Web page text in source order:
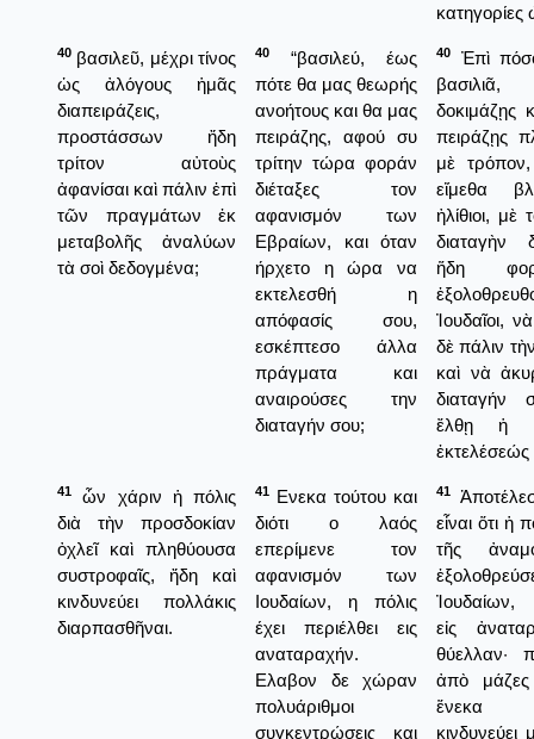
κατηγορίες
40 βασιλεῦ, μέχρι τίνος
ὡς ἀλόγους ἡμᾶς
διαπειράζεις,
προστάσσων ἤδη
τρίτον αὐτοὺς
ἀφανίσαι καὶ πάλιν ἐπὶ
τῶν πραγμάτων ἐκ
μεταβολῆς ἀναλύων
τὰ σοὶ δεδογμένα;
40
“βασιλεύ, έως
πότε θα μας θεωρής
ανοήτους και θα μας
πειράζης, αφού συ
τρίτην τώρα φοράν
διέταξες τον
αφανισμόν των
Εβραίων, και όταν
ήρχετο η ώρα να
εκτελεσθή η
απόφασίς σου,
εσκέπτεσο άλλα
πράγματα και
αναιρούσες την
διαταγήν σου;
40
Ἐπὶ
δοκιμάζῃς
πειράζῃς
μὲ
εἴμεθα
ἠλίθιοι, μὲ
διαταγὴν
ἥδη
Ἰουδαῖοι,
δὲ πάλιν
καὶ νὰ
διαταγήν
ἔλθῃ ἡ
ἐκτελέσεώς
41
ὧν χάριν ἡ πόλις
διὰ τὴν προσδοκίαν
ὀχλεῖ καὶ πληθύουσα
συστροφαῖς, ἤδη καὶ
κινδυνεύει πολλάκις
διαρπασθῆναι.
41 Ενεκα τούτου και
διότι ο λαός
επερίμενε τον
αφανισμόν των
Ιουδαίων, η πόλις
έχει περιέλθει εις
αναταραχήν.
Ελαβον δε χώραν
πολυάριθμοι
συγκεντρώσεις και
41
εἶναι ὅτι ἡ
τῆς
Ἰουδαίων,
εἰς
θύελλαν·
ἀπὸ
ἕνεκα
κινδυνεύει